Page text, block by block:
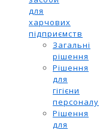
для
харчових
підприємств
Загальні
рішення
Рішення
для
гігієни
персоналу
Рішення
для